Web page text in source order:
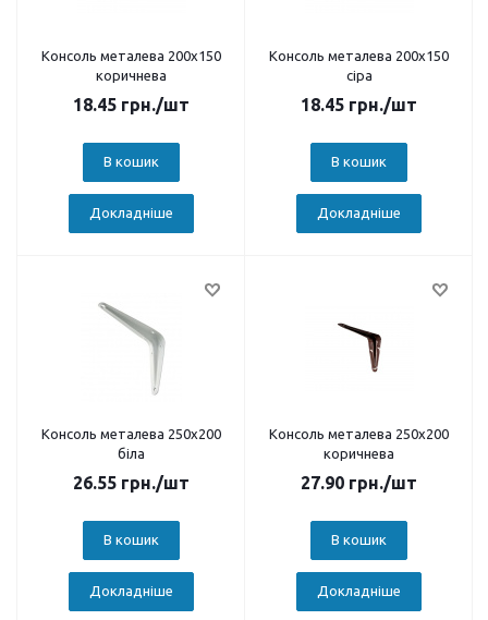
Консоль металева 200х150
коричнева
18.45 грн./шт
В кошик
Докладніше
Консоль металева 200х150
сіра
18.45 грн./шт
В кошик
Докладніше
Консоль металева 250х200
біла
26.55 грн./шт
В кошик
Докладніше
Консоль металева 250х200
коричнева
27.90 грн./шт
В кошик
Докладніше